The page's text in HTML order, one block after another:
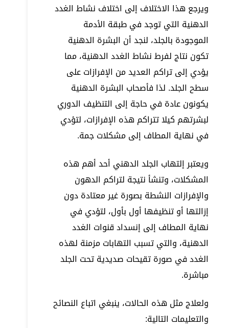
ويرجع هذا الاختلاف إلى اختلاف نشاط الغدد
الدهنية التي توجد في طبقة الأدمة
الموجودة بالجلد، لنجد أن البشرة الدهنية
تكون نتاج لفرط نشاط الغدد الدهنية، مما
يؤدي إلى تراكم العديد من الإفرازات على
سطح الجلد. لذا فأصحاب البشرة الدهنية
يكونون عادة في حاجة إلى التنظيف الدوري
لبشرتهم كيلا تتراكم هذه الإفرازات، لتؤدي
في نهاية المطاف إلى مشكلات جمة.
ويعتبر إلتهاب الجلد الدهني أحد أهم هذه
المشكلات، وتنشأ نتيجة لتراكم الدهون
والإفرازات النشطة بصورة غير معتادة دون
إزالتها أو تنظيفها أول بأول، لتؤدي في
نهاية المطاف إلى إنسداد قنوات الغدد
الدهنية، والتي تسبب التهابات مزمنة لهذه
الغدد في صورة تقيحات صديدية تحت الجلد
مباشرة.
ولعلاج مثل هذه الحالات، ينبغي اتباع النصائح
والتعليمات التالية: